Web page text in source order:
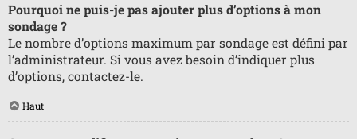
Pourquoi ne puis-je pas ajouter plus d’options à mon
sondage ?
Le nombre d’options maximum par sondage est défini par
l’administrateur. Si vous avez besoin d’indiquer plus
d’options, contactez-le.
Haut